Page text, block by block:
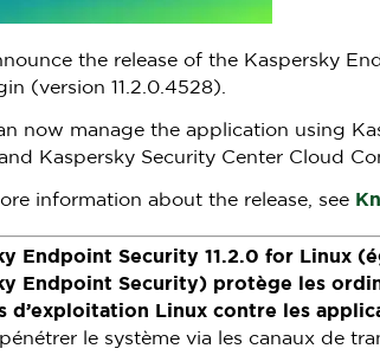
the release of the Kaspersky
(version 11.2.0.4528).
now manage the application using
Kaspersky Security Center Cloud
information about the release, see
Endpoint Security 11.2.0 for Linux
Endpoint Security) protège les
d’exploitation Linux contre les
le système via les canaux de